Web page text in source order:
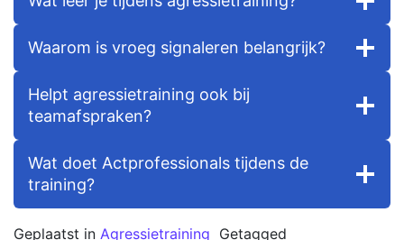
Waarom is vroeg signaleren belangrijk?
Helpt agressietraining ook bij
teamafspraken?
Wat doet Actprofessionals tijdens de
training?
Geplaatst in Agressietraining Getagged